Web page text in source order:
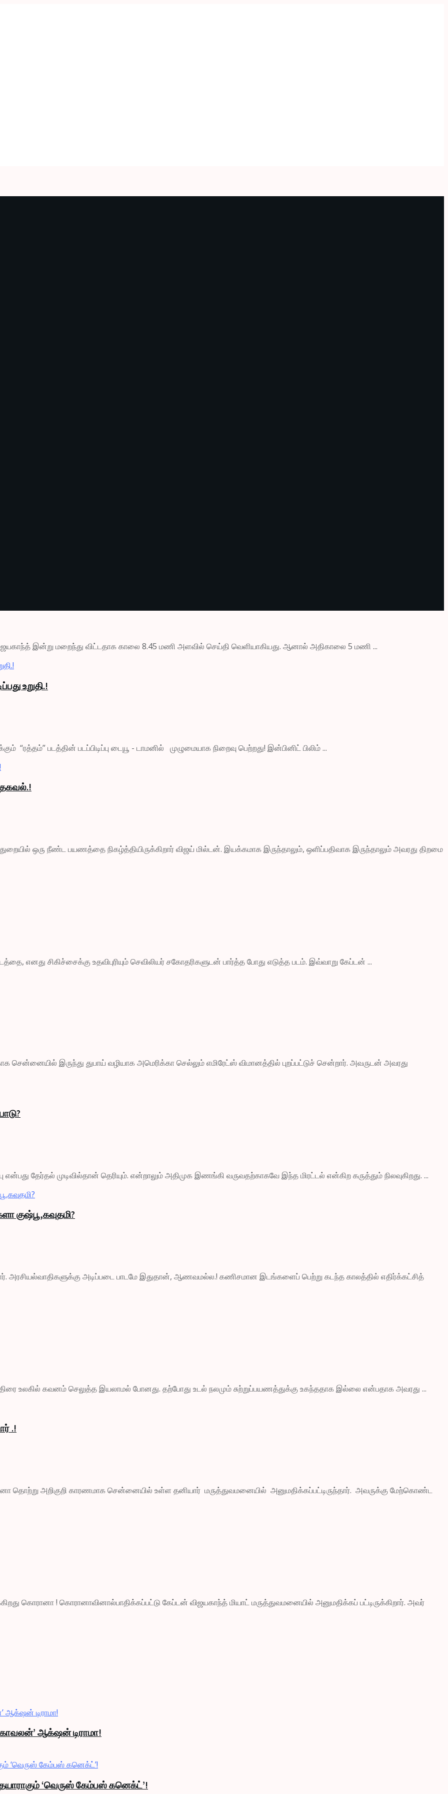
இன்று மறைந்து விட்டதாக காலை 8.45 மணி அளவில் செய்தி வெளியாகியது. ஆனால் அதிகாலை 5 மணி ...
உறுதி.!
படத்தின் படப்பிடிப்பு டையூ - டாமனில் முழுமையாக நிறைவு பெற்றது! இன்பினிட் பிலிம் ...
தகவல்.!
ஒரு நீண்ட பயணத்தை நிகழ்த்தியிருக்கிறார் விஜய் மில்டன். இயக்கமாக இருந்தாலும், ஒளிப்பதிவாக இருந்தாலும் அவரது திறமை
எனது சிகிச்சைக்கு உதவிபுரியும் செவிலியர் சகோதரிகளுடன் பார்த்த போது எடுத்த படம். இவ்வாறு கேப்டன் ...
இருந்து துபாய் வழியாக அமெரிக்கா செல்லும் எமிரேட்ஸ் விமானத்தில் புறப்பட்டுச் சென்றார். அவருடன் அவரது
என்பது தேர்தல் முடிவில்தான் தெரியும். என்றாலும் அதிமுக இணங்கி வருவதற்காகவே இந்த மிரட்டல் என்கிற கருத்தும் நிலவுகிறது. ...
குஷ்பூ,கவுதமி?
அரசியல்வாதிகளுக்கு அடிப்படை பாடமே இதுதான், ஆணவமல்ல.! கணிசமான இடங்களைப் பெற்று கடந்த காலத்தில் எதிர்க்கட்சித்
உலகில் கவனம் செலுத்த இயலாமல் போனது. தற்போது உடல் நலமும் சுற்றுப்பயணத்துக்கு உகந்ததாக இல்லை என்பதாக அவரது ...
.!
தொற்று அறிகுறி காரணமாக சென்னையில் உள்ள தனியார் மருத்துவமனையில் அனுமதிக்கப்பட்டிருந்தார். அவருக்கு மேற்கொண்ட
கொரானா ! கொரானாவினால்பாதிக்கப்பட்டு கேப்டன் விஜயகாந்த் மியாட் மருத்துவமனையில் அனுமதிக்கப் பட்டிருக்கிறார். அவர்
காவலன்’ ஆக்‌ஷன் டிராமா!
‘வெருஸ் கேம்பஸ் கனெக்ட்’!